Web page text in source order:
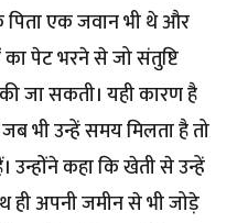
पिता एक जवान भी थे और
का पेट भरने से जो संतुष्टि
की जा सकती। यही कारण है
भी उन्हें समय मिलता है तो
कहा कि खेती से उन्हें
ही अपनी जमीन से भी जोड़े